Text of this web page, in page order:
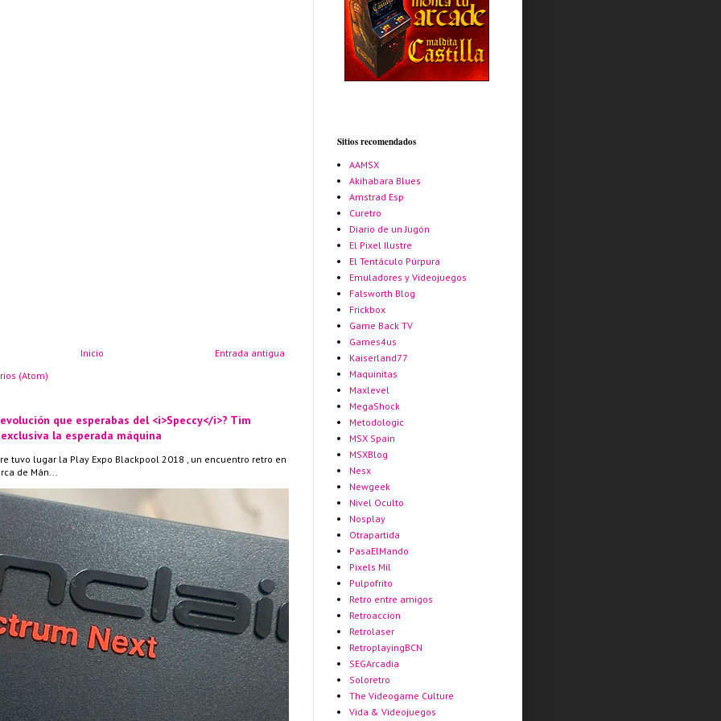
Entrada antigua
Inicio
(Atom)
que esperabas del <i>Speccy</i>? Tim
la esperada máquina
tuvo lugar la Play Expo Blackpool 2018 , un encuentro retro en
de Mán...
Sitios recomendados
AAMSX
Akihabara Blues
Amstrad Esp
Curetro
Diario de un Jugón
El Pixel Ilustre
El Tentáculo Púrpura
Emuladores y Videojuegos
Falsworth Blog
Frickbox
Game Back TV
Games4us
Kaiserland77
Maquinitas
Maxlevel
MegaShock
Metodologic
MSX Spain
MSXBlog
Nesx
Newgeek
Nivel Oculto
Nosplay
Otrapartida
PasaElMando
Pixels Mil
Pulpofrito
Retro entre amigos
Retroaccion
Retrolaser
RetroplayingBCN
SEGArcadia
Soloretro
The Videogame Culture
Vida & Videojuegos